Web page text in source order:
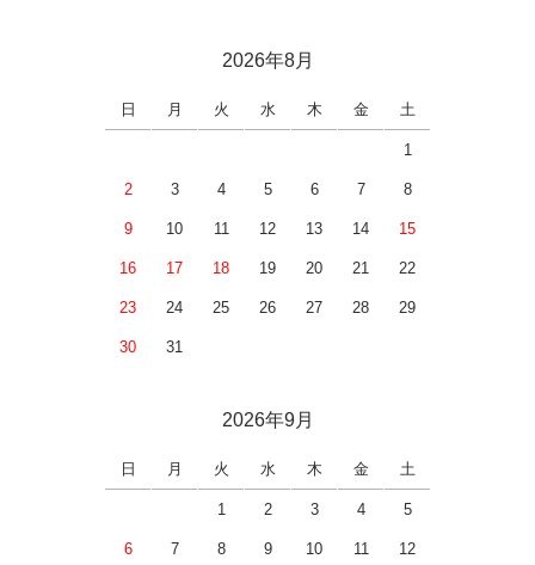
2026年8月
日 月 火 水 木 金 土
1
2 3 4 5 6 7 8
9 10 11 12 13 14 15
16 17 18 19 20 21 22
23 24 25 26 27 28 29
30 31
2026年9月
日 月 火 水 木 金 土
1 2 3 4 5
6 7 8 9 10 11 12